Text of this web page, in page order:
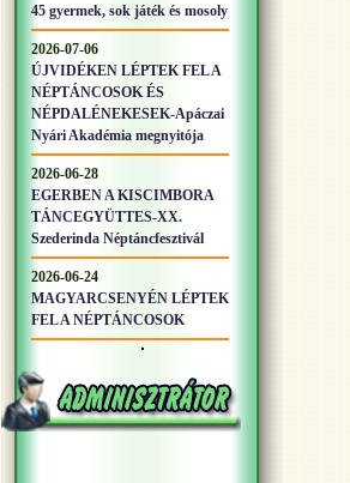
45 gyermek, sok játék és mosoly
2026-07-06
ÚJVIDÉKEN LÉPTEK FEL A
NÉPTÁNCOSOK ÉS
NÉPDALÉNEKESEK-Apáczai
Nyári Akadémia megnyitója
2026-06-28
EGERBEN A KISCIMBORA
TÁNCEGYÜTTES-XX.
Szederinda Néptáncfesztivál
2026-06-24
MAGYARCSENYÉN LÉPTEK
FEL A NÉPTÁNCOSOK